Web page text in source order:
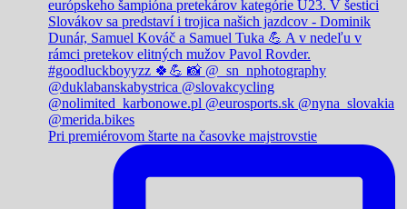
Pri premiérovom štarte na časovke majstrovstie